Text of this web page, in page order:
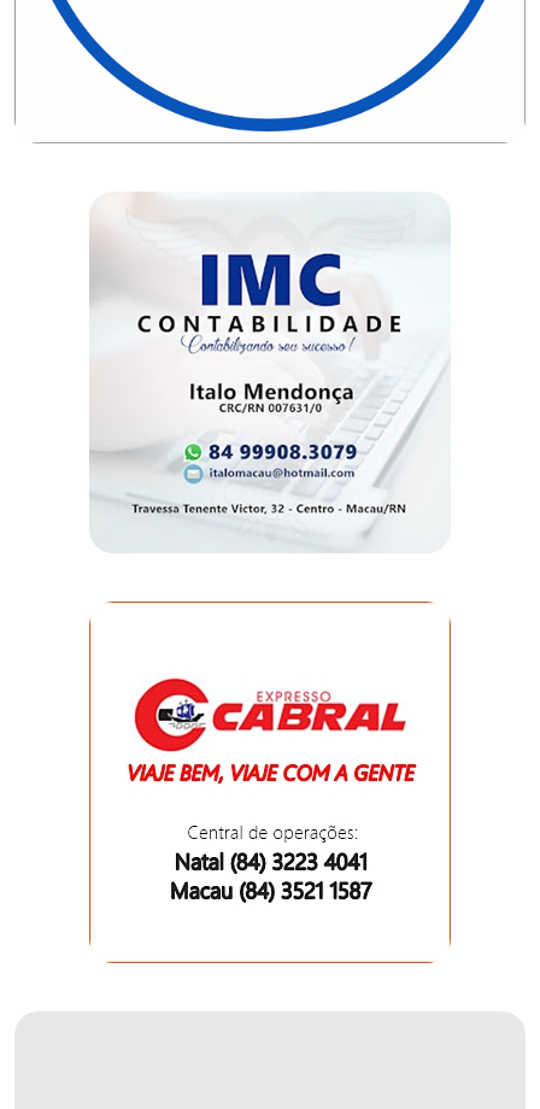
EMANCIPAÇÃO
MACAU
POLÍTICA
EMPREENDIMENTO
ENTREVISTA
EVENTOS
FAKE
SAL